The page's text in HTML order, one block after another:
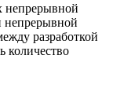
непрерывной
непрерывной
разработкой
количество